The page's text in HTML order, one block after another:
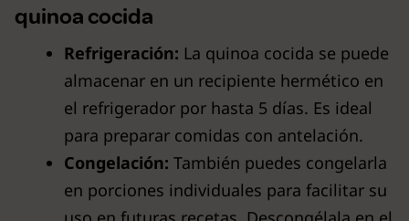
quinoa cocida
Refrigeración: La quinoa cocida se puede
almacenar en un recipiente hermético en
el refrigerador por hasta 5 días. Es ideal
para preparar comidas con antelación.
Congelación: También puedes congelarla
en porciones individuales para facilitar su